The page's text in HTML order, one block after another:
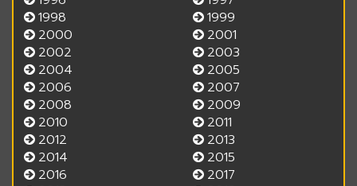
1998
1999
2000
2001
2002
2003
2004
2005
2006
2007
2008
2009
2010
2011
2012
2013
2014
2015
2016
2017